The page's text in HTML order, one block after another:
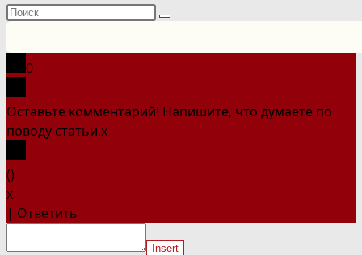
Поиск
сайте
0
Оставьте комментарий! Напишите, что думаете по
поводу статьи.x
()
x
| Ответить
Insert